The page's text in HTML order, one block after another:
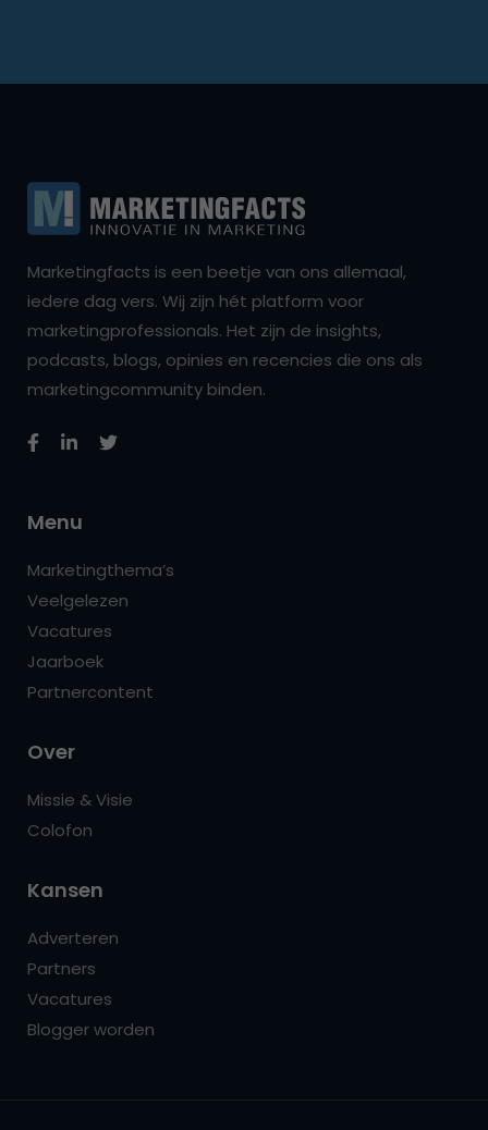
Marketingfacts is een beetje van ons allemaal,
iedere dag vers. Wij zijn hét platform voor
marketingprofessionals. Het zijn de insights,
podcasts, blogs, opinies en recencies die ons als
marketingcommunity binden.
Menu
Marketingthema’s
Veelgelezen
Vacatures
Jaarboek
Partnercontent
Over
Missie & Visie
Colofon
Kansen
Adverteren
Partners
Vacatures
Blogger worden